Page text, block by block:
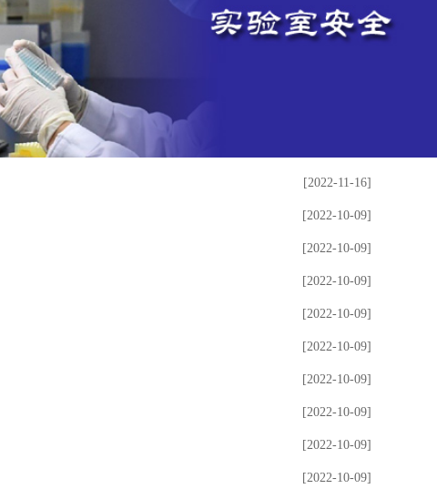
[2022-11-16]
[2022-10-09]
[2022-10-09]
[2022-10-09]
[2022-10-09]
[2022-10-09]
[2022-10-09]
[2022-10-09]
[2022-10-09]
[2022-10-09]